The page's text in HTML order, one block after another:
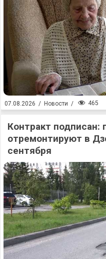
07.08.2026 / Новости / 465
Контракт подписан:
отремонтируют в
сентября